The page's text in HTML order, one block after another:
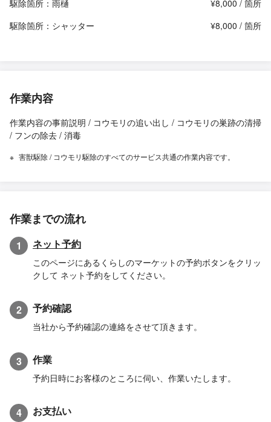
駆除箇所：雨樋
¥8,000 / 箇所
駆除箇所：シャッター
¥8,000 / 箇所
作業内容
作業内容の事前説明 / コウモリの追い出し / コウモリの巣跡の清掃
/ フンの除去 / 消毒
害獣駆除 / コウモリ駆除のすべてのサービス共通の作業内容です。
作業までの流れ
1 ネット予約
このページにあるくらしのマーケットの予約ボタンをクリッ
クして ネット予約をしてください。
2 予約確認
当社から予約確認の連絡をさせて頂きます。
3 作業
予約日時にお客様のところに伺い、作業いたします。
4 お支払い